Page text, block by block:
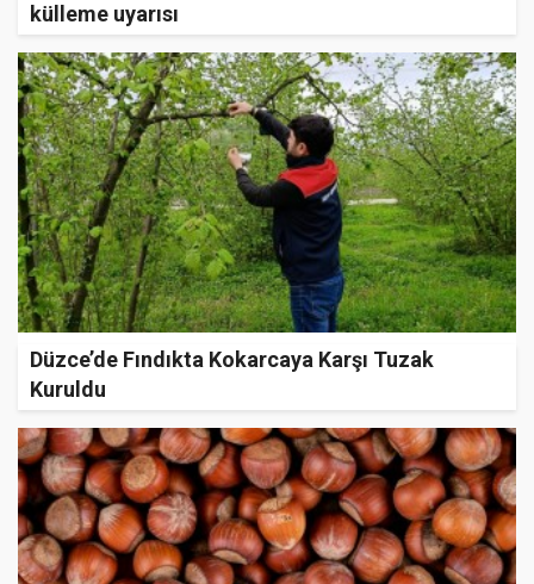
külleme uyarısı
Düzce’de Fındıkta Kokarcaya Karşı Tuzak
Kuruldu